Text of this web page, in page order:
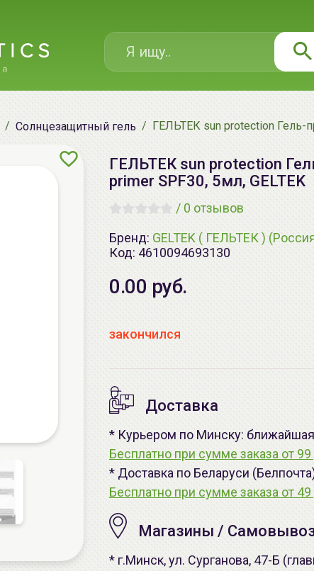
Солнцезащитный гель ГЕЛЬТЕК sun protection Гель-
ГЕЛЬТЕК sun protection
primer SPF30, 5мл, GELTEK
/ 0 отзывов
Бренд: GELTEK ( ГЕЛЬТЕК )
Код: 4610094693130
0.00 руб.
закончился
Доставка
* Курьером по Минску: ближайшая
Бесплатно при сумме заказа от 99
* Доставка по Беларуси
Бесплатно при сумме заказа от 49
Магазины /
* г.Минск, ул. Сурганова, 47-Б